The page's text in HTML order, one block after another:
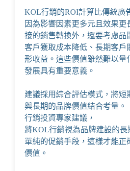
KOL行銷的ROI計算比傳統廣
因為影響因素更多元且效果更
接的銷售轉換外，還要考慮品
客戶獲取成本降低、長期客戶
形收益。這些價值雖然難以量
發展具有重要意義。
建議採用綜合評估模式，將短
與長期的品牌價值結合考量。
行銷投資專家建議 ，
將KOL行銷視為品牌建設的長
單純的促銷手段，這樣才能正
價值。